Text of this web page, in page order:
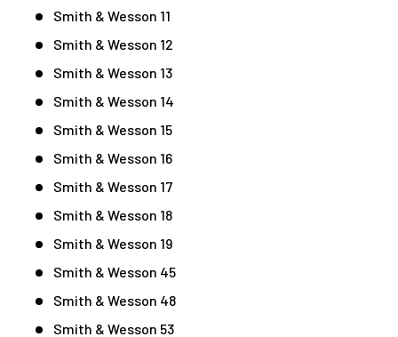
Smith & Wesson 11
Smith & Wesson 12
Smith & Wesson 13
Smith & Wesson 14
Smith & Wesson 15
Smith & Wesson 16
Smith & Wesson 17
Smith & Wesson 18
Smith & Wesson 19
Smith & Wesson 45
Smith & Wesson 48
Smith & Wesson 53